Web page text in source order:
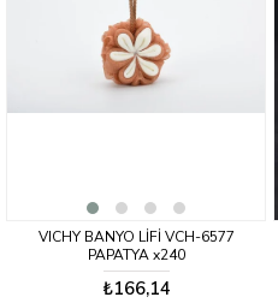
VICHY BANYO LİFİ VCH-6577
PAPATYA x240
₺166,14